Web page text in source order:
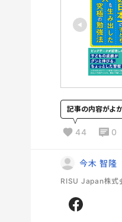
記事の内容がよ
44 0
今木 智隆
RISU Japan株式